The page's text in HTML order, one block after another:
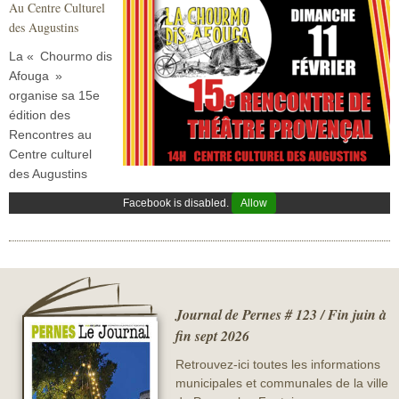
Sécurité civile
Sécurité publique
Au Centre Culturel
des Augustins
La « Chourmo dis
Afouga »
organise sa 15e
édition des
Rencontres au
Centre culturel
des Augustins
Facebook is disabled. Allow
Journal de Pernes # 123 / Fin juin à
fin sept 2026
Retrouvez-ici toutes les informations
municipales et communales de la ville